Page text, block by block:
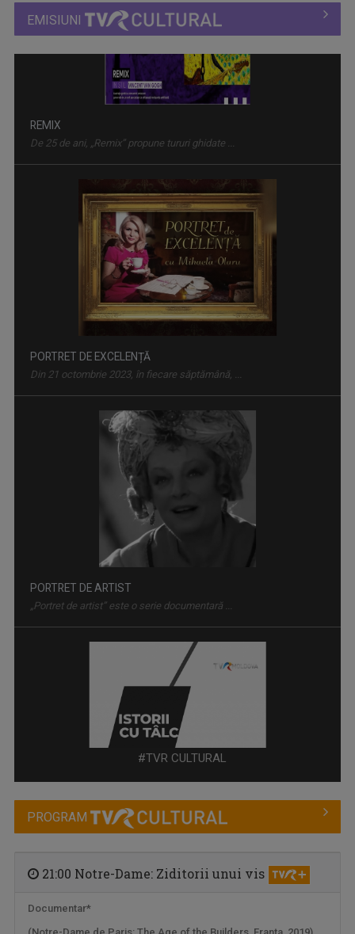
EMISIUNI
PORTRET DE EXCELENȚĂ
Din 21 octombrie 2023, în fiecare săptămână, ...
PORTRET DE ARTIST
„Portret de artist” este o serie documentară ...
Este o emisiune de tip podcast, cu invitați ...
#TVR CULTURAL
PROGRAM
21:00 Notre-Dame: Ziditorii unui vis
Documentar*